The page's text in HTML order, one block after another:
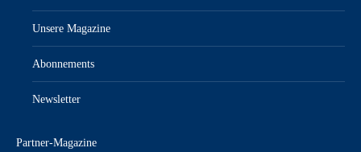
Unsere Magazine
Abonnements
Newsletter
Partner-Magazine